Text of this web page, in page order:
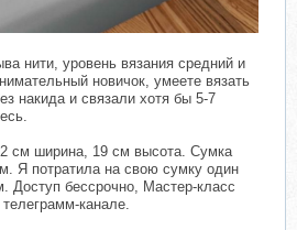
нити, уровень вязания средний и
новичок, умеете вязать
накида и связали хотя бы 5-7
см ширина, 19 см высота. Сумка
Я потратила на свою сумку один
Доступ бессрочно, Мастер-класс
канале.